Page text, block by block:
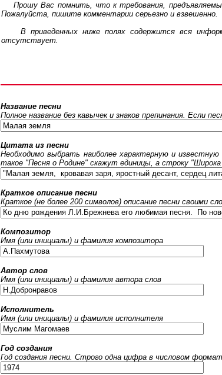
Прошу Вас помнить, что к требования,
Пожалуйста, пишите комментарии серьезно и взвешенно.
В приведенных ниже полях содержится вся
отсутствует.
Название песни
Полное название без кавычек и знаков препинания. Если
Цитата из песни
Необходимо выбрать наиболее характерную и
такое "Песня о Родине" скажут единицы, а строку
Краткое описание песни
Краткое (не более 200 символов) описание песни своими
Композитор
Имя (или инициалы) и фамилия композитора
Автор слов
Имя (или инициалы) и фамилия автора слов
Исполнитель
Имя (или инициалы) и фамилия исполнителя
Год создания
Год создания песни. Строго одна цифра в числовом